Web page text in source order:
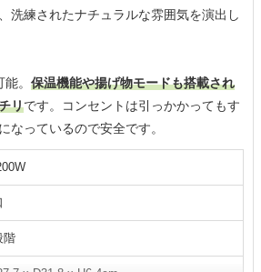
洗練されたナチュラルな雰囲気を演出し
。 保温機能や揚げ物モードも搭載され
リです。コンセントは引っかかってもす
なっているので安全です。
階